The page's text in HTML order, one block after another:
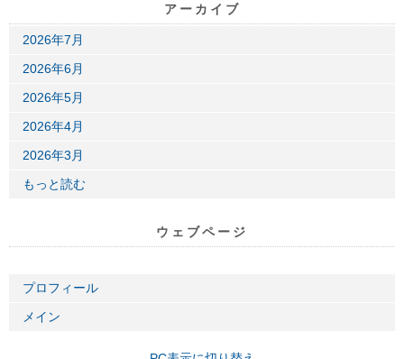
アーカイブ
2026年7月
2026年6月
2026年5月
2026年4月
2026年3月
もっと読む
ウェブページ
プロフィール
メイン